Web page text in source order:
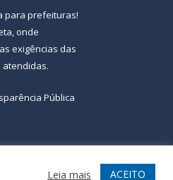
para prefeituras!
onde
exigências das
atendidas.
Pública
Acessar Webmail
Leia mais ACEITO